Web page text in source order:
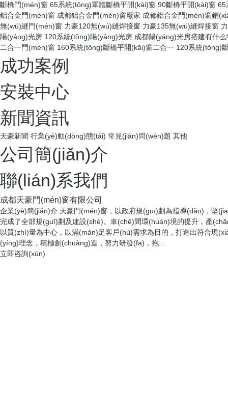
斷橋門(mén)窗 65系統(tǒng)單體斷橋平開(kāi)窗 90斷橋平開(kāi)窗 65
鋁合金門(mén)窗 成都鋁合金門(mén)窗廠家 成都鋁合金門(mén)窗銷
無(wú)縫門(mén)窗 力豪120無(wú)縫焊接窗 力豪135無(wú)縫焊接窗
陽(yáng)光房 120系統(tǒng)陽(yáng)光房 成都陽(yáng)光房搭建有什
二合一門(mén)窗 160系統(tǒng)斷橋平開(kāi)窗二合一 120系統(tǒng)
成功案例
安裝中心
新聞資訊
天豪新聞 行業(yè)動(dòng)態(tài) 常見(jiàn)問(wèn)題 其他
公司簡(jiǎn)介
聯(lián)系我們
成都天豪門(mén)窗有限公司
企業(yè)簡(jiǎn)介 天豪門(mén)窗，以政府規(guī)劃為指導(dǎo)，堅
完成了全部規(guī)劃及建設(shè)。車(chē)間環(huán)境的提升，產
以質(zhì)量為中心，以滿(mǎn)足客戶(hù)需求為目的，打造出符合現
(yíng)理念，積極創(chuàng)造，努力研發(fā)，抱…
立即咨詢(xún)